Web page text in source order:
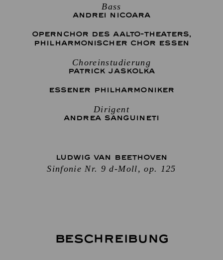
Bass
ANDREI NICOARA
OPERNCHOR DES AALTO-THEATERS,
PHILHARMONISCHER CHOR ESSEN
Choreinstudierung
PATRICK JASKOLKA
ESSENER PHILHARMONIKER
Dirigent
ANDREA SANGUINETI
LUDWIG VAN BEETHOVEN
Sinfonie Nr. 9 d-Moll, op. 125
Beschreibung